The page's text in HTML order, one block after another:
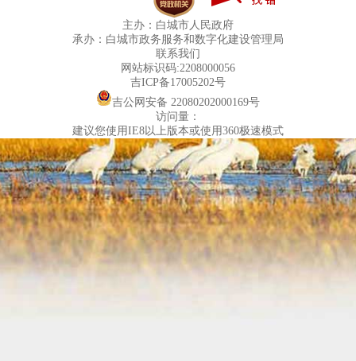
主办：白城市人民政府
承办：白城市政务服务和数字化建设管理局
联系我们
网站标识码:2208000056
吉ICP备17005202号
吉公网安备 22080202000169号
访问量：
建议您使用IE8以上版本或使用360极速模式